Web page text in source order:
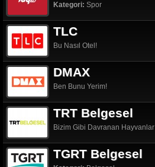
Kategori: Spor
TLC
Bu Nasıl Otel!
DMAX
Ben Bunu Yerim!
TRT Belgesel
Bizim Gibi Davranan Hayvanlar
TGRT Belgesel